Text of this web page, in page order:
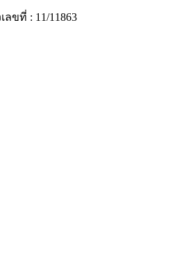
ขที่ : 11/11863